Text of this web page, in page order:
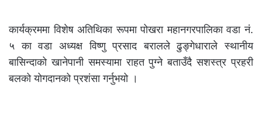
कार्यक्रममा विशेष अतिथिका रूपमा पोखरा महानगरपालिका वडा नं.
५ का वडा अध्यक्ष विष्णु प्रसाद बरालले ढुङ्गेधाराले स्थानीय
बासिन्दाको खानेपानी समस्यामा राहत पुग्ने बताउँदै सशस्त्र प्रहरी
बलको योगदानको प्रशंसा गर्नुभयो ।